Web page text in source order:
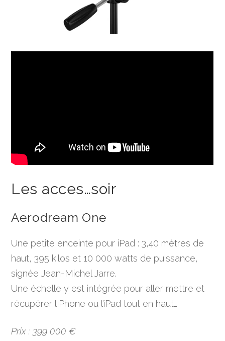
Les acces…soir
Aerodream One
Une petite enceinte pour iPad : 3,40 mètres de
haut, 395 kilos et 10 000 watts de puissance,
signée Jean-Michel Jarre.
Une échelle y est intégrée pour aller mettre et
récupérer l’iPhone ou l’iPad tout en haut…
Prix : 399 000 €